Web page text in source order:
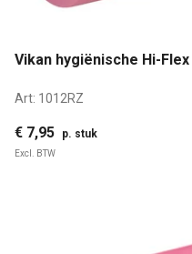
Vikan hygiënische Hi-
Art: 1012RZ
€ 7,95 p. stuk
Excl. BTW